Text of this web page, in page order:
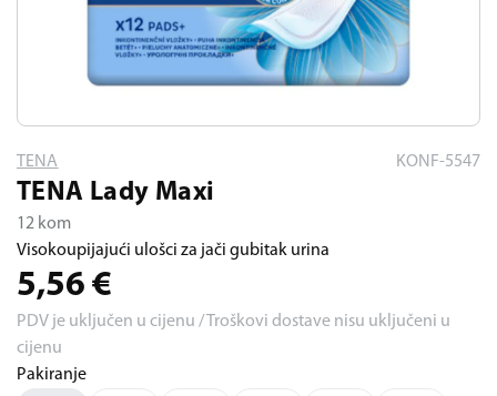
TENA KONF-5547
TENA Lady Maxi
12 kom
Visokoupijajući ulošci za jači gubitak urina
5,56 €
PDV je uključen u cijenu / Troškovi dostave nisu uključeni u
cijenu
Pakiranje